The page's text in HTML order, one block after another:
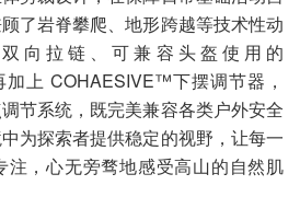
了岩脊攀爬、地形跨越等技术性动
向拉链、可兼容头盔使用的
上 COHAESIVE™下摆调节器，
节系统，既完美兼容各类户外安全
为探索者提供稳定的视野，让每一
注，心无旁骛地感受高山的自然肌